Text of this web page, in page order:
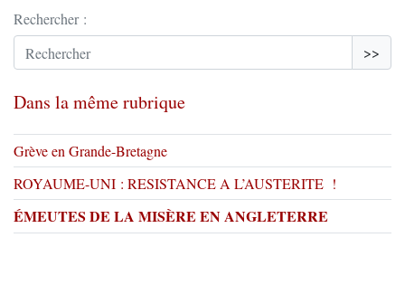
Rechercher :
>>
Dans la même rubrique
Grève en Grande-Bretagne
ROYAUME-UNI : RESISTANCE A L’AUSTERITE !
ÉMEUTES DE LA MISÈRE EN ANGLETERRE